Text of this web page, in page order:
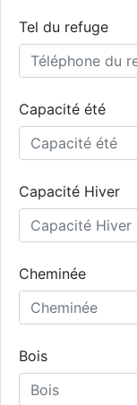
Tel du refuge
Capacité été
Capacité Hiver
Cheminée
Bois